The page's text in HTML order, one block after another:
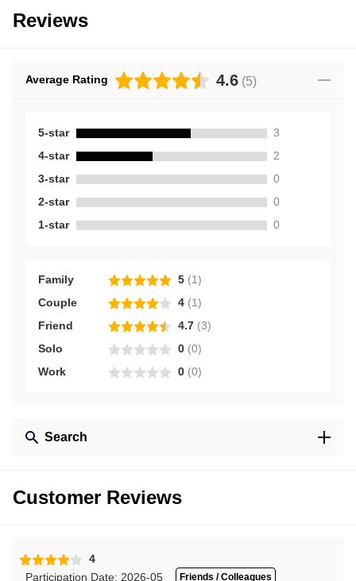
Reviews
Average Rating 4.6 (5)
5-star
3
4-star
2
3-star
0
2-star
0
1-star
0
Family 5 (1)
Couple
4 (1)
Friend
4.7 (3)
Solo
0 (0)
Work
0 (0)
Search
Customer Reviews
4
Participation Date: 2026-05
Friends / Colleagues